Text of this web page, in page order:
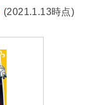
(2021.1.13時点)